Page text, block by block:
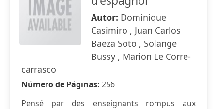
Autor: Dominique
Casimiro , Juan Carlos
Baeza Soto , Solange
Bussy , Marion Le Corre-
carrasco
Número de Páginas: 256
Pensé par des enseignants rompus aux